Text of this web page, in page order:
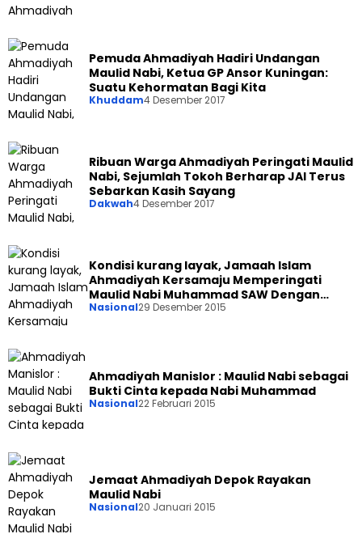
Pemuda Ahmadiyah Hadiri Undangan
Maulid Nabi, Ketua GP Ansor Kuningan:
Suatu Kehormatan Bagi Kita
Khuddam4 Desember 2017
Ribuan Warga Ahmadiyah Peringati Maulid
Nabi, Sejumlah Tokoh Berharap JAI Terus
Sebarkan Kasih Sayang
Dakwah4 Desember 2017
Kondisi kurang layak, Jamaah Islam
Ahmadiyah Kersamaju Memperingati
Maulid Nabi Muhammad SAW Dengan
Khidmat
Nasional29 Desember 2015
Ahmadiyah Manislor : Maulid Nabi sebagai
Bukti Cinta kepada Nabi Muhammad
Nasional22 Februari 2015
Jemaat Ahmadiyah Depok Rayakan
Maulid Nabi
Nasional20 Januari 2015